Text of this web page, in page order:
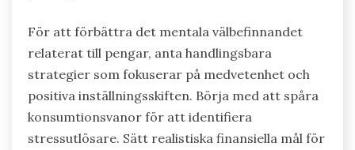
För att förbättra det mentala välbefinnandet
relaterat till pengar, anta handlingsbara
strategier som fokuserar på medvetenhet och
positiva inställningsskiften. Börja med att spåra
konsumtionsvanor för att identifiera
stressutlösare. Sätt realistiska finansiella mål för